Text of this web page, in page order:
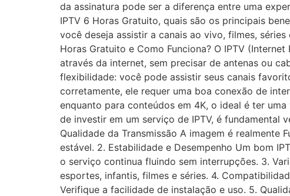
da assinatura pode ser a diferença entre uma
IPTV 6 Horas Gratuito, quais são os principais
você deseja assistir a canais ao vivo, filmes,
Horas Gratuito e Como Funciona? O IPTV
através da internet, sem precisar de antenas ou
flexibilidade: você pode assistir seus canais
corretamente, ele requer uma boa conexão de
enquanto para conteúdos em 4K, o ideal é ter
de investir em um serviço de IPTV, é fundamental
Qualidade da Transmissão A imagem é realmente
estável. 2. Estabilidade e Desempenho Um bom
o serviço continua fluindo sem interrupções. 3.
esportes, infantis, filmes e séries. 4.
Verifique a facilidade de instalação e uso. 5.